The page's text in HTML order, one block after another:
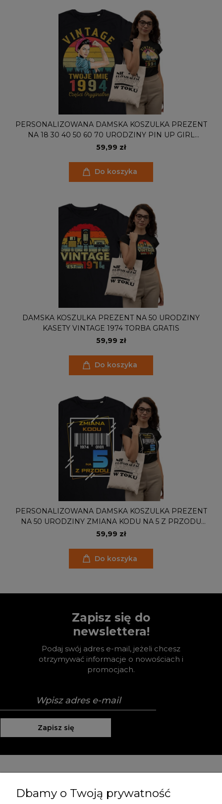
PERSONALIZOWANA DAMSKA KOSZULKA PREZENT
NA 18 30 40 50 60 70 URODZINY PIN UP GIRL
PODAJ ROK I IMIĘ TORBA GRATIS
59,99 zł
Do koszyka
DAMSKA KOSZULKA PREZENT NA 50 URODZINY
KASETY VINTAGE 1974 TORBA GRATIS
59,99 zł
Do koszyka
PERSONALIZOWANA DAMSKA KOSZULKA PREZENT
NA 50 URODZINY ZMIANA KODU NA 5 Z PRZODU
TORBA GRATIS
59,99 zł
Do koszyka
Zapisz się do
newslettera!
Podaj swój adres e-mail, jeżeli chcesz
otrzymywać informacje o nowościach i
promocjach.
Zapisz się
Moje konto
Dbamy o Twoją prywatność